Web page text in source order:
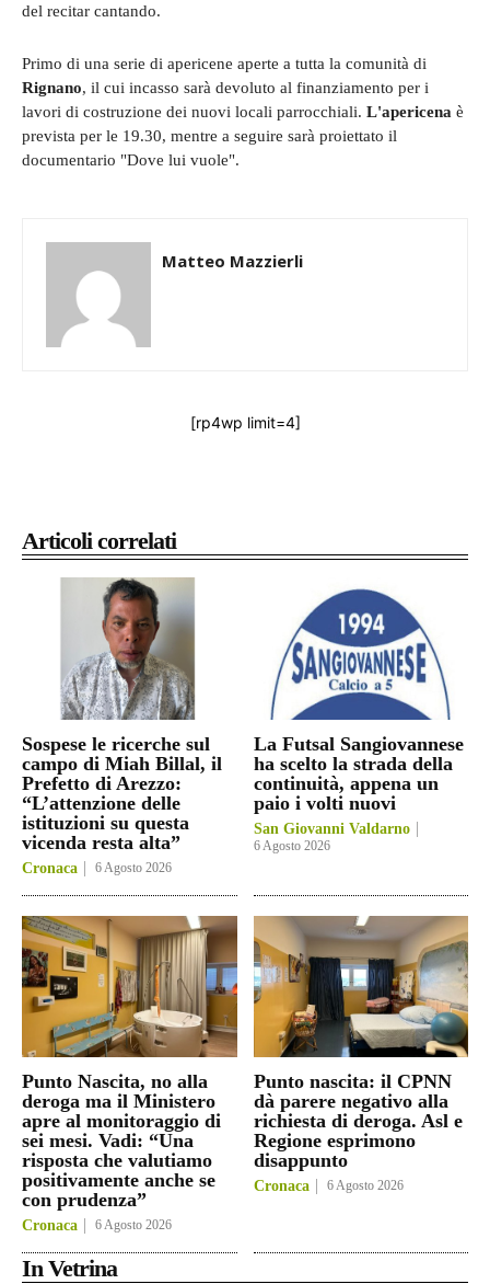
Articoli correlati
Sospese le ricerche sul
campo di Miah Billal, il
Prefetto di Arezzo:
“L’attenzione delle
istituzioni su questa
vicenda resta alta”
Cronaca 6 Agosto 2026
La Futsal Sangiovannese
ha scelto la strada della
continuità, appena un
paio i volti nuovi
San Giovanni Valdarno
6 Agosto 2026
Punto Nascita, no alla
deroga ma il Ministero
apre al monitoraggio di
sei mesi. Vadi: “Una
risposta che valutiamo
positivamente anche se
con prudenza”
Cronaca 6 Agosto 2026
Punto nascita: il CPNN
dà parere negativo alla
richiesta di deroga. Asl e
Regione esprimono
disappunto
Cronaca 6 Agosto 2026
In Vetrina
del recitar cantando.
Primo di una serie di apericene aperte a tutta la comunità di
Rignano, il cui incasso sarà devoluto al finanziamento per i
lavori di costruzione dei nuovi locali parrocchiali. L'apericena è
prevista per le 19.30, mentre a seguire sarà proiettato il
documentario "Dove lui vuole".
Matteo Mazzierli
[rp4wp limit=4]